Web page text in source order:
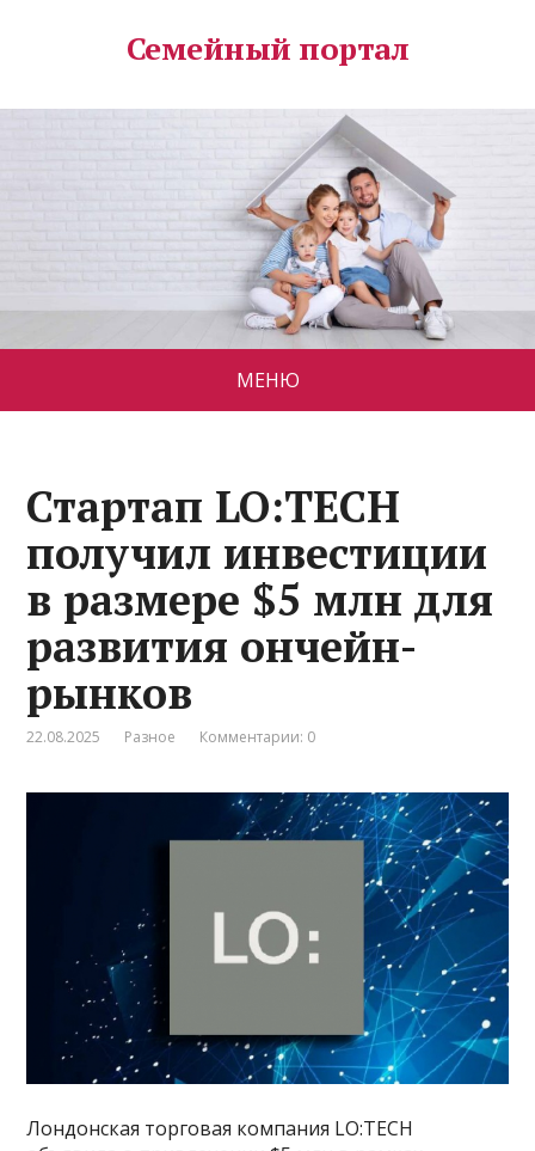
Семейный портал
МЕНЮ
Стартап LO:TECH
получил инвестиции
в размере $5 млн для
развития ончейн-
рынков
22.08.2025 Разное Комментарии: 0
Лондонская торговая компания LO:TECH